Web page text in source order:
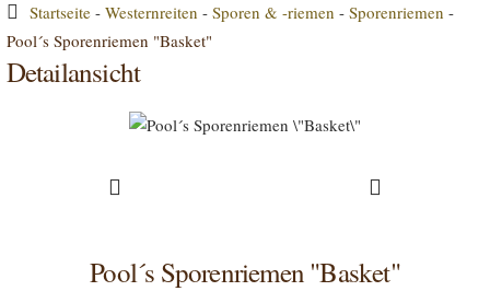
Startseite- Westernreiten - Sporen & -riemen - Sporenriemen -
Pool´s Sporenriemen "Basket"
Detailansicht
Pool´s Sporenriemen "Basket"